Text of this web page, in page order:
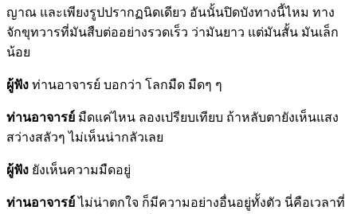
ญาณ และเพียงรูปปรากฏนิดเดียว อันนั้นปิดบังทางนี้ไหม ทาง
จักขุทวารที่มันสืบต่ออย่างรวดเร็ว ว่ามันยาว แต่มันสั้น มันเล็ก
น้อย
ผู้ฟัง ท่านอาจารย์ บอกว่า โลกมืด มืดๆ ๆ
ท่านอาจารย์ มืดแค่ไหน ลองเปรียบเทียบ ถ้าหลับตายังเห็นแสง
สว่างสลัวๆ ไม่เห็นน่ากลัวเลย
ผู้ฟัง ยังเห็นความมืดอยู่
ท่านอาจารย์ไม่น่าตกใจ ก็มีความอย่างอื่นอยู่ทั้งตัว นี่คือเวลาที่